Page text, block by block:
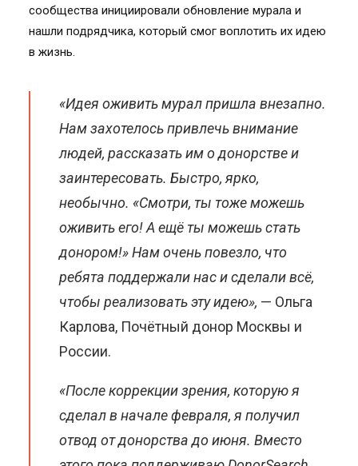
сообщества инициировали обновление мурала и
нашли подрядчика, который смог воплотить их идею
в жизнь.
«Идея оживить мурал пришла внезапно.
Нам захотелось привлечь внимание
людей, рассказать им о донорстве и
заинтересовать. Быстро, ярко,
необычно. «Смотри, ты тоже можешь
оживить его! А ещё ты можешь стать
донором!» Нам очень повезло, что
ребята поддержали нас и сделали всё,
чтобы реализовать эту идею», — Ольга
Карлова, Почётный донор Москвы и
России.
«После коррекции зрения, которую я
сделал в начале февраля, я получил
отвод от донорства до июня. Вместо